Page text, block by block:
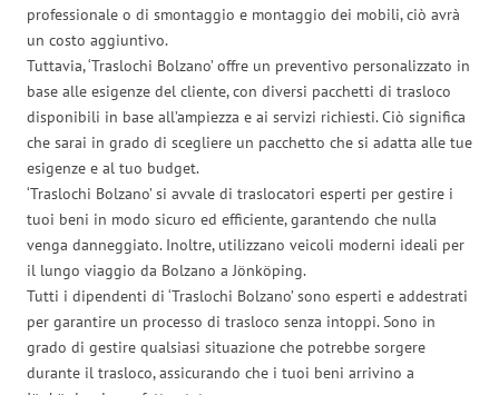
professionale o di smontaggio e montaggio dei mobili, ciò avrà
un costo aggiuntivo.
Tuttavia, ‘Traslochi Bolzano’ offre un preventivo personalizzato in
base alle esigenze del cliente, con diversi pacchetti di trasloco
disponibili in base all’ampiezza e ai servizi richiesti. Ciò significa
che sarai in grado di scegliere un pacchetto che si adatta alle tue
esigenze e al tuo budget.
‘Traslochi Bolzano’ si avvale di traslocatori esperti per gestire i
tuoi beni in modo sicuro ed efficiente, garantendo che nulla
venga danneggiato. Inoltre, utilizzano veicoli moderni ideali per
il lungo viaggio da Bolzano a Jönköping.
Tutti i dipendenti di ‘Traslochi Bolzano’ sono esperti e addestrati
per garantire un processo di trasloco senza intoppi. Sono in
grado di gestire qualsiasi situazione che potrebbe sorgere
durante il trasloco, assicurando che i tuoi beni arrivino a